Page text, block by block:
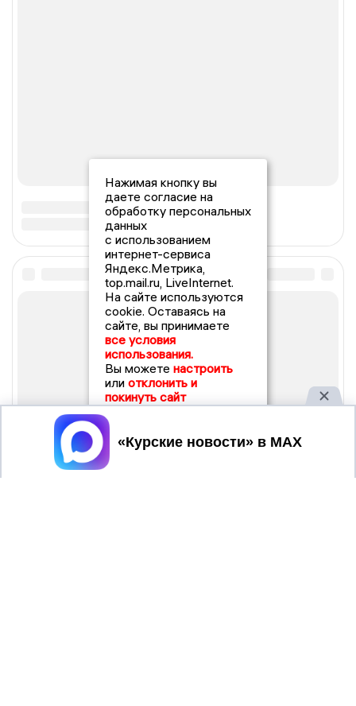
Нажимая кнопку вы
даете согласие на
обработку персональных
данных
с использованием
интернет-сервиса
Яндекс.Метрика,
top.mail.ru, LiveInternet.
На сайте используются
cookie. Оставаясь на
сайте, вы принимаете
все условия
использования.
Вы можете настроить
или отклонить и
покинуть сайт
Принять